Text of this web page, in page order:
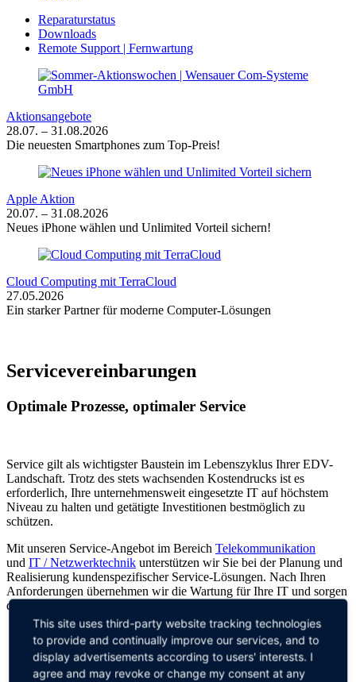
Reparaturstatus
Downloads
Remote Support | Fernwartung
Aktionsangebote
28.07. – 31.08.2026
Die neuesten Smartphones zum Top-Preis!
Apple Aktion
20.07. – 31.08.2026
Neues iPhone wählen und Unlimited Vorteil sichern!
Cloud Computing mit TerraCloud
27.05.2026
Ein starker Partner für moderne Computer-Lösungen
Servicevereinbarungen
Optimale Prozesse, optimaler Service
Service gilt als wichtigster Baustein im Lebenszyklus Ihrer EDV-
Landschaft. Trotz des stets wachsenden Kostendrucks ist es
erforderlich, Ihre unternehmensweit eingesetzte IT auf höchstem
Niveau zu halten und getätigte Investitionen bestmöglich zu
schützen.
Mit unseren Service-Angebot im Bereich Telekommunikation
und IT / Netzwerktechnik unterstützen wir Sie bei der Planung und
Realisierung kundenspezifischer Service-Lösungen. Nach Ihren
Anforderungen übernehmen wir die Wartung für Ihre IT und sorgen
dafür, dass Sie sich auf Ihr Kerngeschäft konzentrieren können.
This site uses third-party website tracking technologies
to provide and continually improve our services, and to
display advertisements according to users' interests. I
agree and may revoke or change my consent at any